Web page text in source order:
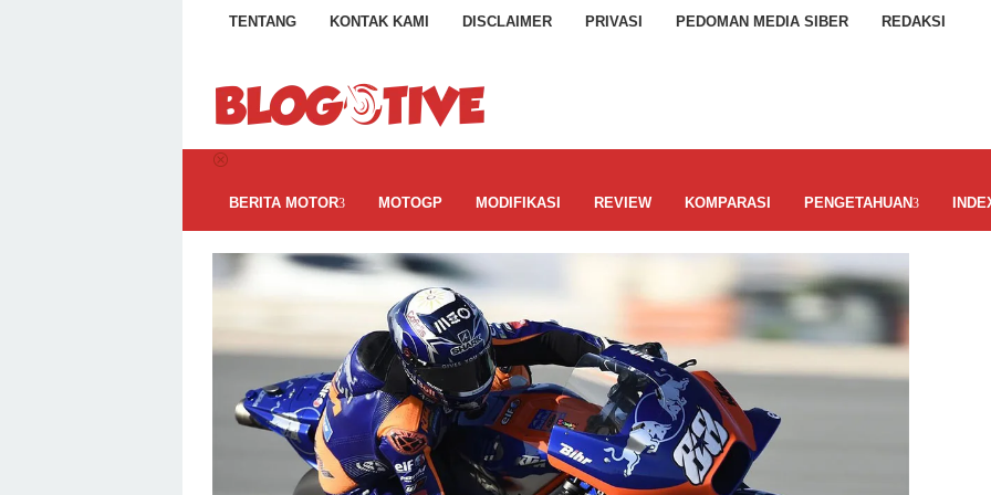
Loncat
TENTANG KONTAK KAMI DISCLAIMER PRIVASI PEDOMAN MEDIA SIBER REDAKSI
BERITA MOTOR MOTOGP MODIFIKASI REVIEW KOMPARASI PENGETAHUAN